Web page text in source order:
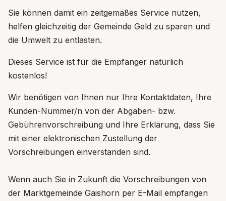
Sie können damit ein zeitgemäßes Service nutzen,
helfen gleichzeitig der Gemeinde Geld zu sparen und
die Umwelt zu entlasten.
Dieses Service ist für die Empfänger natürlich
kostenlos!
Wir benötigen von Ihnen nur Ihre Kontaktdaten, Ihre
Kunden-Nummer/n von der Abgaben- bzw.
Gebührenvorschreibung und Ihre Erklärung, dass Sie
mit einer elektronischen Zustellung der
Vorschreibungen einverstanden sind.
Wenn auch Sie in Zukunft die Vorschreibungen von
der Marktgemeinde Gaishorn per E-Mail empfangen